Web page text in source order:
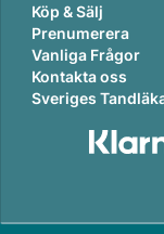
Köp & Sälj
Prenumerera
Vanliga Frågor
Kontakta oss
Sveriges